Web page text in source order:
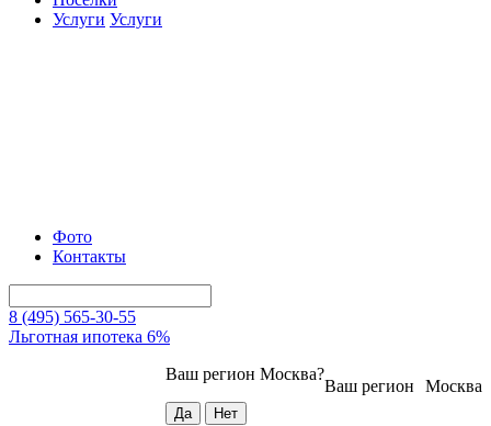
Услуги Услуги
Фото
Контакты
8 (495) 565-30-55
Льготная ипотека 6%
Москва
Ваш регион
Ваш регион Москва?